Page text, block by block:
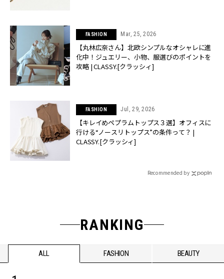
FASHION Mar, 25, 2026
【丸林広奈さん】北欧シンプルなオシャレに進
化中！ジュエリー、小物、服選びのポイントを
攻略 | CLASSY.[クラッシィ]
FASHION Jul, 29, 2026
【キレイめペプラムトップス３選】オフィスに
行ける“ノースリトップス”の条件って？ |
CLASSY.[クラッシィ]
Recommended by
RANKING
ALL FASHION BEAUTY